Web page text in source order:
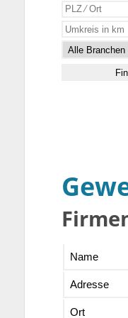
Name
Adresse
Ort